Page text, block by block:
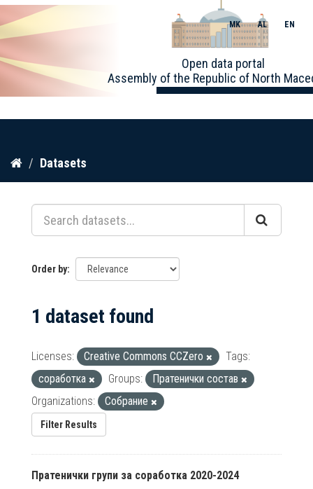
Skip
content
Open data portal
Assembly of the Republic of North
MK AL EN
Datasets
Order by
1 dataset found
Licenses: Creative Commons CCZero
Tags:
соработка
Groups:
Пратенички состав
Organizations:
Собрание
Filter Results
Пратенички групи за соработка 2020-2024